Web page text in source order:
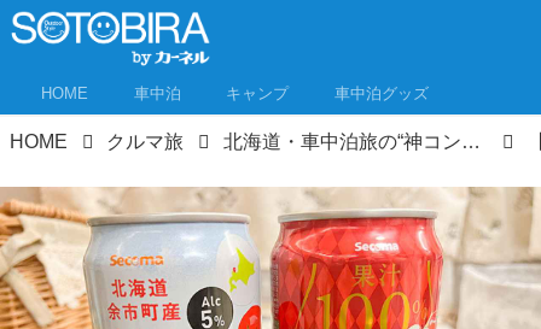
HOME 車中泊 キャンプ 車中泊グッズ
HOME クルマ旅 北海道・車中泊旅の“神コンビニ”セイコーマート! 北海道民が教える厳選イチオシ商品はこれ！コスパ最強！